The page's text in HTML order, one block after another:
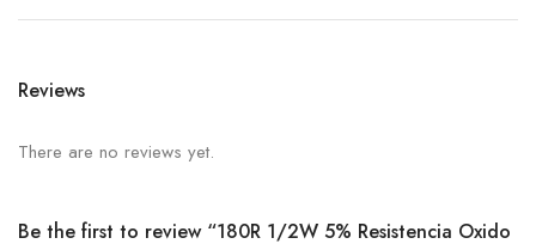
Reviews
There are no reviews yet.
Be the first to review “180R 1/2W 5% Resistencia Oxido